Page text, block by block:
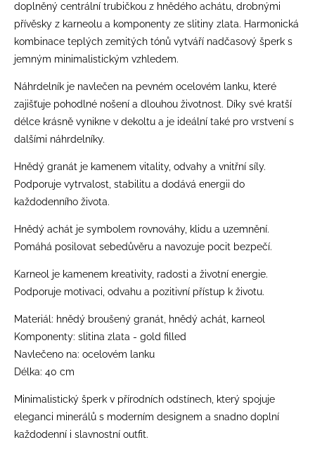
doplněný centrální trubičkou z hnědého achátu, drobnými
přívěsky z karneolu a komponenty ze slitiny zlata. Harmonická
kombinace teplých zemitých tónů vytváří nadčasový šperk s
jemným minimalistickým vzhledem.
Náhrdelník je navlečen na pevném ocelovém lanku, které
zajišťuje pohodlné nošení a dlouhou životnost. Díky své kratší
délce krásně vynikne v dekoltu a je ideální také pro vrstvení s
dalšími náhrdelníky.
Hnědý granát je kamenem vitality, odvahy a vnitřní síly.
Podporuje vytrvalost, stabilitu a dodává energii do
každodenního života.
Hnědý achát je symbolem rovnováhy, klidu a uzemnění.
Pomáhá posilovat sebedůvěru a navozuje pocit bezpečí.
Karneol je kamenem kreativity, radosti a životní energie.
Podporuje motivaci, odvahu a pozitivní přístup k životu.
Materiál: hnědý broušený granát, hnědý achát, karneol
Komponenty: slitina zlata - gold filled
Navlečeno na: ocelovém lanku
Délka: 40 cm
Minimalistický šperk v přírodních odstínech, který spojuje
eleganci minerálů s moderním designem a snadno doplní
každodenní i slavnostní outfit.